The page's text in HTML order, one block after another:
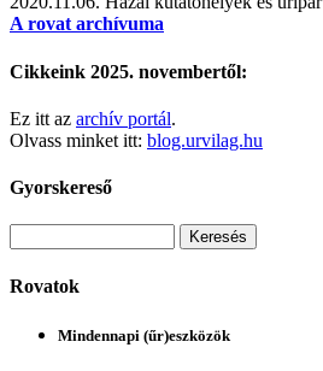
A rovat archívuma
Cikkeink 2025. novembertől:
Ez itt az archív portál.
Olvass minket itt: blog.urvilag.hu
Gyorskereső
Rovatok
Mindennapi (űr)eszközök